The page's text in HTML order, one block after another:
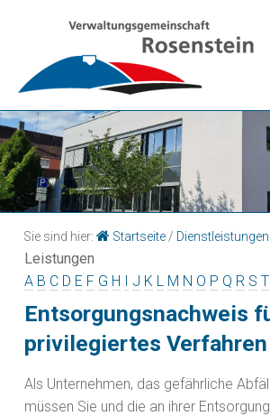
Sie sind hier: Startseite / Dienstleistungen
Leistungen
A B C D E F G H I J K L M N O P Q R S T
Entsorgungsnachweis
privilegiertes
Als Unternehmen, das gefährliche
müssen Sie und die an ihrer